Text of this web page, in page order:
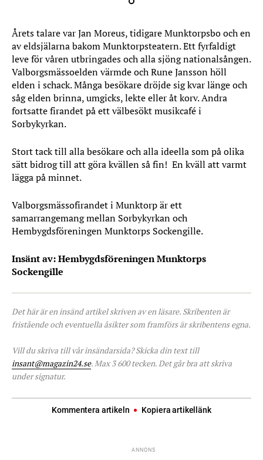
Årets talare var Jan Moreus, tidigare Munktorpsbo och en
av eldsjälarna bakom Munktorpsteatern. Ett fyrfaldigt
leve för våren utbringades och alla sjöng nationalsången.
Valborgsmässoelden värmde och Rune Jansson höll
elden i schack. Många besökare dröjde sig kvar länge och
såg elden brinna, umgicks, lekte eller åt korv. Andra
fortsatte firandet på ett välbesökt musikcafé i
Sorbykyrkan.
Stort tack till alla besökare och alla ideella som på olika
sätt bidrog till att göra kvällen så fin! En kväll att varmt
lägga på minnet.
Valborgsmässofirandet i Munktorp är ett
samarrangemang mellan Sorbykyrkan och
Hembygdsföreningen Munktorps Sockengille.
Insänt av: Hembygdsföreningen Munktorps
Sockengille
Det här är en insänd artikel skriven av en läsare. Skribenten är
fristående och eventuella åsikter som framförs är skribentens egna.
Vill du skriva till vår insändarsida? Skicka din text till
insant@magazin24.se. Max 3 600 tecken. Det går bra att skriva
under signatur.
Kommentera artikeln Kopiera artikellänk